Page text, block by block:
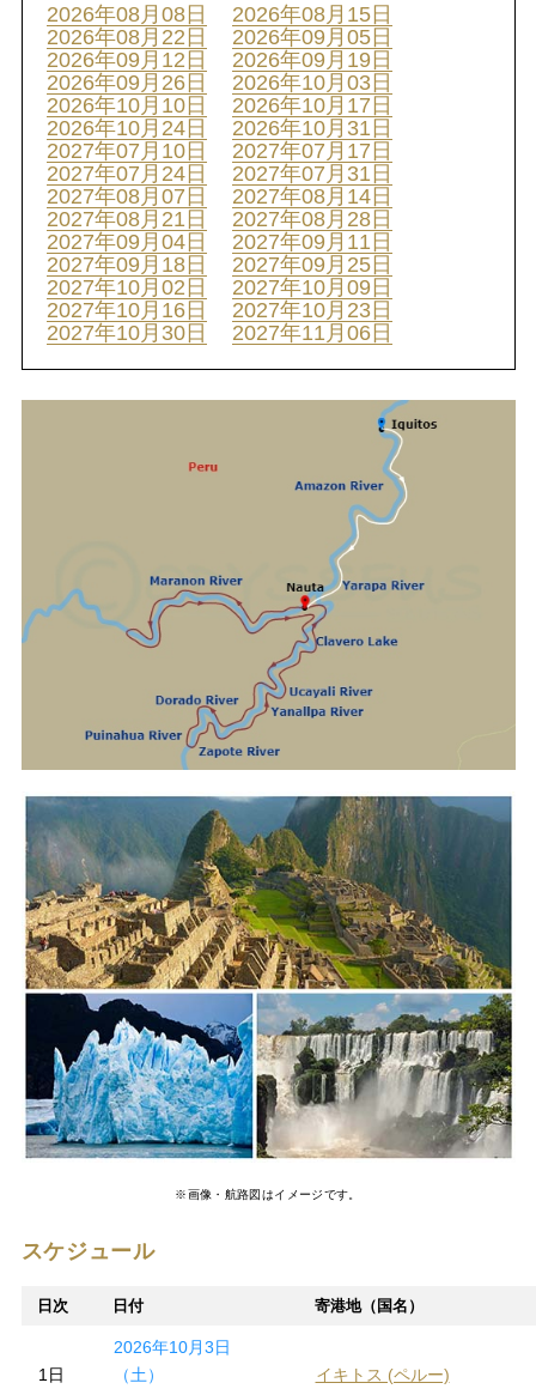
2026年08月08日
2026年08月15日
2026年08月22日
2026年09月05日
2026年09月12日
2026年09月19日
2026年09月26日
2026年10月03日
2026年10月10日
2026年10月17日
2026年10月24日
2026年10月31日
2027年07月10日
2027年07月17日
2027年07月24日
2027年07月31日
2027年08月07日
2027年08月14日
2027年08月21日
2027年08月28日
2027年09月04日
2027年09月11日
2027年09月18日
2027年09月25日
2027年10月02日
2027年10月09日
2027年10月16日
2027年10月23日
2027年10月30日
2027年11月06日
※画像・航路図はイメージです。
スケジュール
日次 日付 寄港地（国名）
1日
2026年10月3日
（土）
イキトス (ペルー)